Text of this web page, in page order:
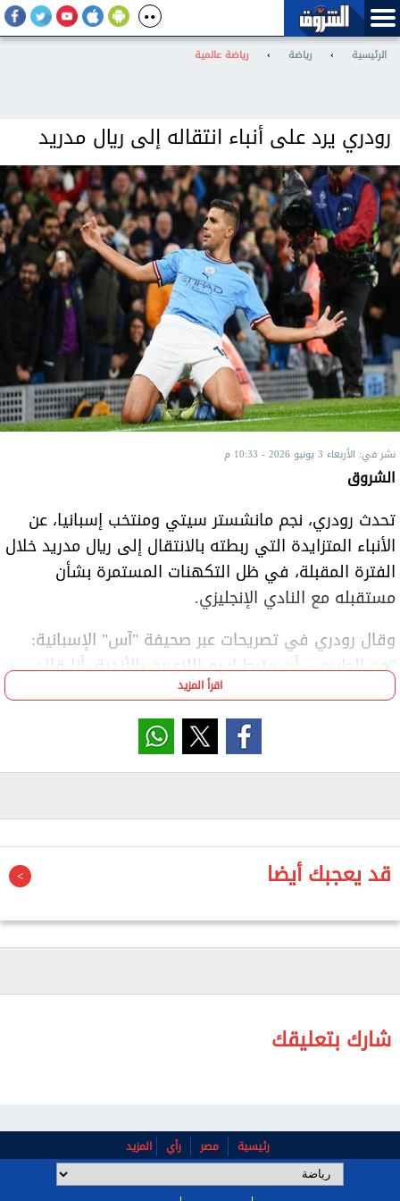
الرئيسية › رياضة › رياضة عالمية
رودري يرد على أنباء انتقاله إلى ريال مدريد
نشر في: الأربعاء 3 يونيو 2026 - 10:33 م
الشروق
تحدث رودري، نجم مانشستر سيتي ومنتخب إسبانيا، عن
الأنباء المتزايدة التي ربطته بالانتقال إلى ريال مدريد خلال
الفترة المقبلة، في ظل التكهنات المستمرة بشأن
مستقبله مع النادي الإنجليزي.
وقال رودري في تصريحات عبر صحيفة "آس" الإسبانية:
"من الطبيعي أن يرتبط اسم اللاعبين بالأندية، أنا قائد
الفريق، ومهمتي قيادة إسبانيا للفوز، قد يبدو هذا
الكلام مبالغًا فيه لكنني سأركز على كأس العالم وسنرى
ما سيحدث في المستقبل".
سيتي خلال الفترة المقبلة، وسط أنباء متواصلة عن
الفريق مرحلة جديدة من التغييرات.
اقرأ المزيد
قد يعجبك أيضا
شارك بتعليقك
رئيسية مصر رأي المزيد